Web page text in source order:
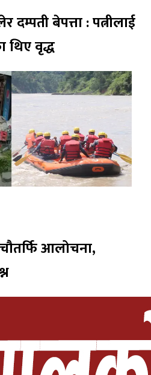
बेपत्ता : पत्नीलाई
थिए वृद्ध
आलोचना,